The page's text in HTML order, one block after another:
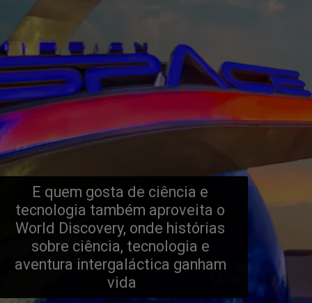
E quem gosta de ciência e
tecnologia também aproveita o
World Discovery, onde histórias
sobre ciência, tecnologia e
aventura intergaláctica ganham
vida